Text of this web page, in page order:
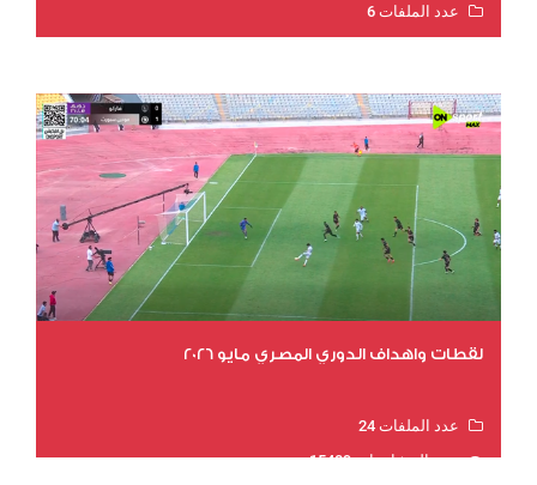
عدد الملفات 6
لقطات واهداف الدوري المصري مايو 2026
عدد الملفات 24
عدد المشاهدات 15489